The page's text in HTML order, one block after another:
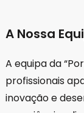
A Nossa
A equipa da
profissionais
inovação e